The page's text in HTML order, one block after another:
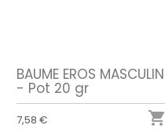
BAUME EROS MASCULIN
- Pot 20 gr
7,58 € 